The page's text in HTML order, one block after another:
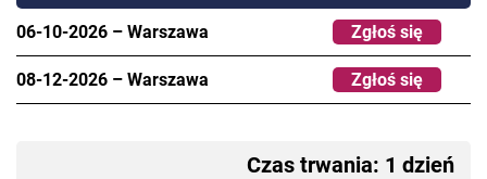
06-10-2026 – Warszawa Zgłoś się
08-12-2026 – Warszawa Zgłoś się
Czas trwania: 1 dzień